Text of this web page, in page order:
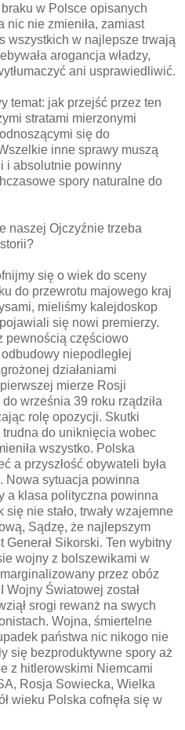
w Polsce opisanych
nic nie zmieniła, zamiast
wszystkich w najlepsze trwają
arogancja władzy,
ani usprawiedliwić.
temat: jak przejść przez ten
stratami mierzonymi
się do
inne sprawy muszą
i absolutnie powinny
spory naturalne do
naszej Ojczyźnie trzeba
się o wiek do sceny
do przewrotu majowego kraj
mieliśmy kalejdoskop
się nowi premierzy.
pewnością częściowo
niepodległej
działaniami
mierze Rosji
września 39 roku rządziła
rolę opozycji. Skutki
do uniknięcia wobec
wszystko. Polska
a przyszłość obywateli była
Nowa sytuacja powinna
a klasa polityczna powinna
nie stało, trwały wzajemne
Sądzę, że najlepszym
Generał Sikorski. Ten wybitny
wojny z bolszewikami w
przez obóz
Wojny Światowej został
srogi rewanż na swych
Wojna, śmiertelne
państwa nic nikogo nie
się bezproduktywne spory aż
z hitlerowskimi Niemcami
Rosja Sowiecka, Wielka
wieku Polska cofnęła się w